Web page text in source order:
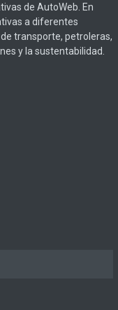
de AutoWeb. En
a diferentes
transporte, petroleras,
y la sustentabilidad.